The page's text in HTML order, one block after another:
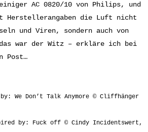
AC 0820/10 von Philips, und
die Luft nicht
und Viren, sondern auch von
das war der Witz – erkläre ich bei
Post…
We Don’t Talk Anymore © Cliffhänger
by: Fuck off © Cindy Incidentswert,